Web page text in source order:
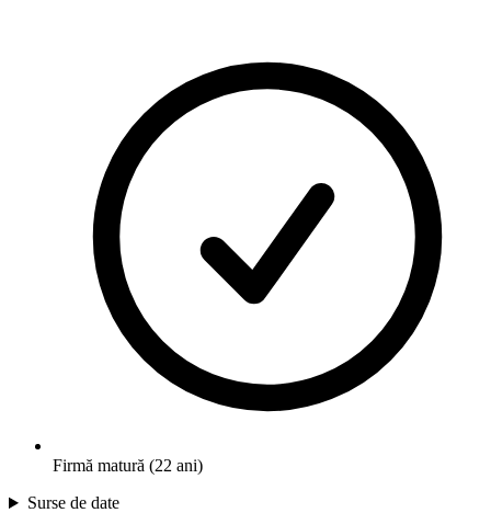
Firmă matură (22 ani)
Surse de date